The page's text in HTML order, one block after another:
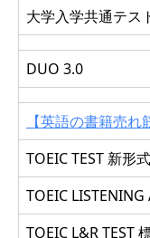
大学入学共通テス
DUO 3.0
【英語の書籍売れ
TOEIC TEST 新形
TOEIC
TOEIC L&R TEST